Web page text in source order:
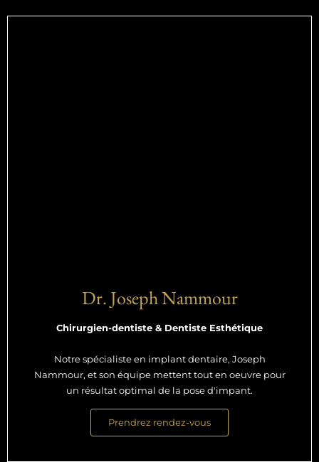
Dr. Joseph Nammour
Chirurgien-dentiste & Dentiste Esthétique
Notre spécialiste en implant dentaire, Joseph
Nammour, et son équipe mettent tout en oeuvre pour
un résultat optimal de la pose d'impant.
Prendrez rendez-vous